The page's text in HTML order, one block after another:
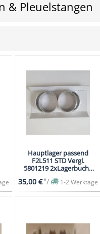
& Pleuelstangen
Hauptlager passend
F2L511 STD Vergl.
5801219 2xLagerbuche
35,00 €*/ 1-2 Werktage